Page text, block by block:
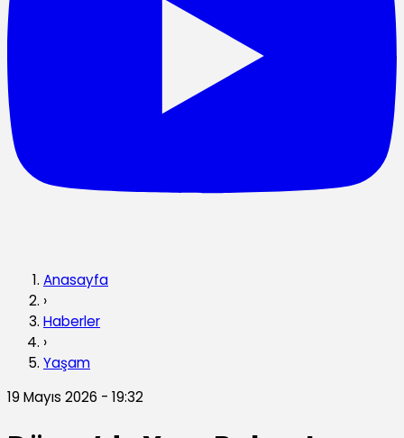
Anasayfa
›
Haberler
›
Yaşam
19 Mayıs 2026 - 19:32